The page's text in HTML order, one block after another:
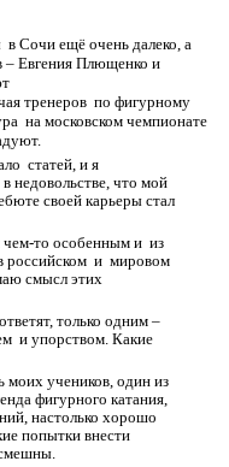
Сочи ещё очень далеко, а
– Евгения Плющенко и
тренеров по фигурному
на московском чемпионате
статей, и я
недовольстве, что мой
своей карьеры стал
то особенным и из
российском и мировом
смысл этих
только одним –
и упорством. Какие
моих учеников, один из
фигурного катания,
настолько хорошо
попытки внести